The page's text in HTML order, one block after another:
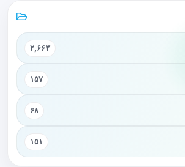
۲,۶۶۳
۱۵۷
۶۸
۱۵۱